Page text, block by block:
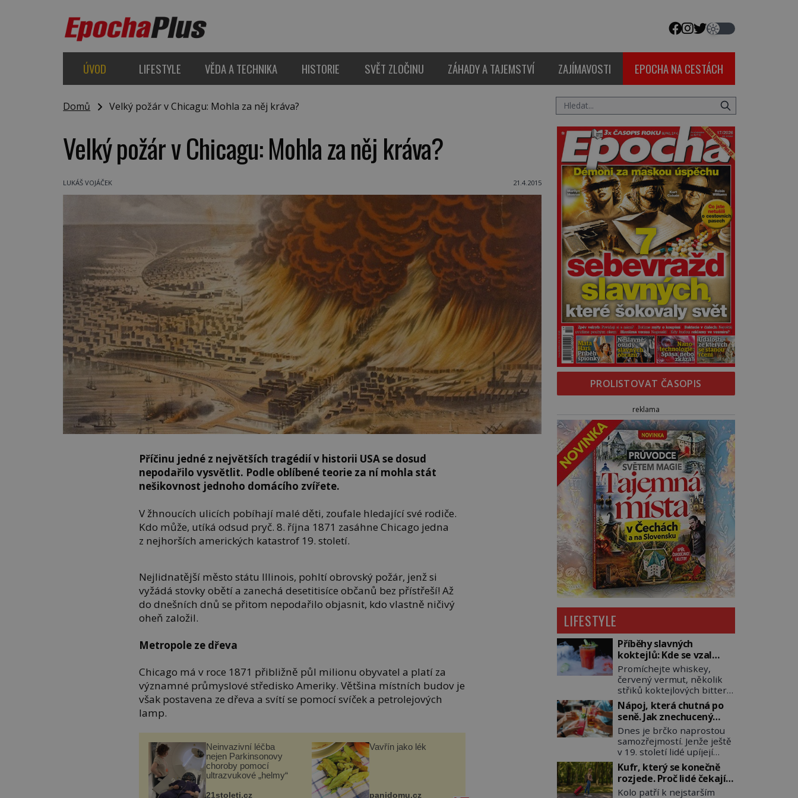
ÚVOD LIFESTYLE VĚDA A TECHNIKA HISTORIE SVĚT ZLOČINU ZÁHADY A TAJEMSTVÍ ZAJÍMAVOSTI EPOCHA NA CESTÁCH
Domů Velký požár v Chicagu: Mohla za něj kráva?
Velký požár v Chicagu: Mohla za něj kráva?
LUKÁŠ VOJÁČEK 21.4.2015
Příčinu jedné z největších tragédií v historii USA se dosud
nepodařilo vysvětlit. Podle oblíbené teorie za ní mohla stát
nešikovnost jednoho domácího zvířete.
V žhnoucích ulicích pobíhají malé děti, zoufale hledající své rodiče.
Kdo může, utíká odsud pryč. 8. října 1871 zasáhne Chicago jedna
z nejhorších amerických katastrof 19. století.
Nejlidnatější město státu Illinois, pohltí obrovský požár, jenž si
vyžádá stovky obětí a zanechá desetitisíce občanů bez přístřeší! Až
do dnešních dnů se přitom nepodařilo objasnit, kdo vlastně ničivý
oheň založil.
Metropole ze dřeva
Chicago má v roce 1871 přibližně půl milionu obyvatel a platí za
významné průmyslové středisko Ameriky. Většina místních budov je
však postavena ze dřeva a svítí se pomocí svíček a petrolejových
lamp.
Neinvazivní léčba
nejen Parkinsonovy
choroby pomocí
ultrazvukové „helmy“
21stoleti.cz
Vavřín jako lék
panidomu.cz
PROLISTOVAT ČASOPIS
reklama
LIFESTYLE
Příběhy slavných
koktejlů: Kde se vzal
Manhattan a Bloody
Mary?
Promíchejte whiskey,
červený vermut, několik
střiků koktejlových bitters
a led, sceďte, ozdobte
koktejlovou třešinkou a
tadá… Manhattan je tu! A
pokud to má být skutečně
on, dejte si pozor, ať místo
klasické americké rye
whiskey či klidně
bourbonu nepoužijete
skotskou whisku. Co se
Nápoj, která chutná po
seně. Jak znechucený
Američan vymyslel brčko
Dnes je brčko naprostou
samozřejmostí. Jenže ještě
v 19. století lidé upíjejí
limonády i koktejly dutými
stébly žita nebo žitné
slámy. Fungují sice dobře,
mají ale jednu
Kufr, který se konečně
rozjede. Proč lidé čekají
na kolečka téměř pět
Kolo patří k nejstarším